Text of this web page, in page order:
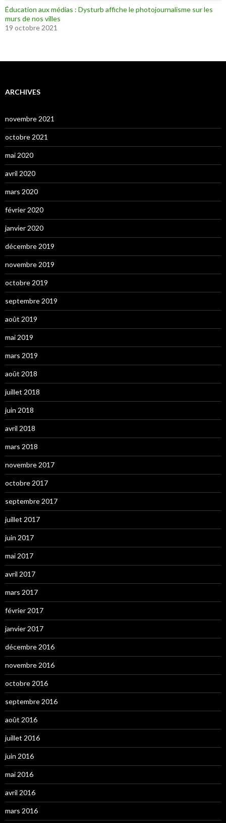
Éducation aux médias : Dysturb affiche le photojournalisme sur les
murs de nos villes
19 octobre 2021
ARCHIVES
novembre 2021
octobre 2021
mai 2020
avril 2020
mars 2020
février 2020
janvier 2020
décembre 2019
novembre 2019
octobre 2019
septembre 2019
août 2019
mai 2019
mars 2019
août 2018
juillet 2018
juin 2018
avril 2018
mars 2018
novembre 2017
octobre 2017
septembre 2017
juillet 2017
juin 2017
mai 2017
avril 2017
mars 2017
février 2017
janvier 2017
décembre 2016
novembre 2016
octobre 2016
septembre 2016
août 2016
juillet 2016
juin 2016
mai 2016
avril 2016
mars 2016